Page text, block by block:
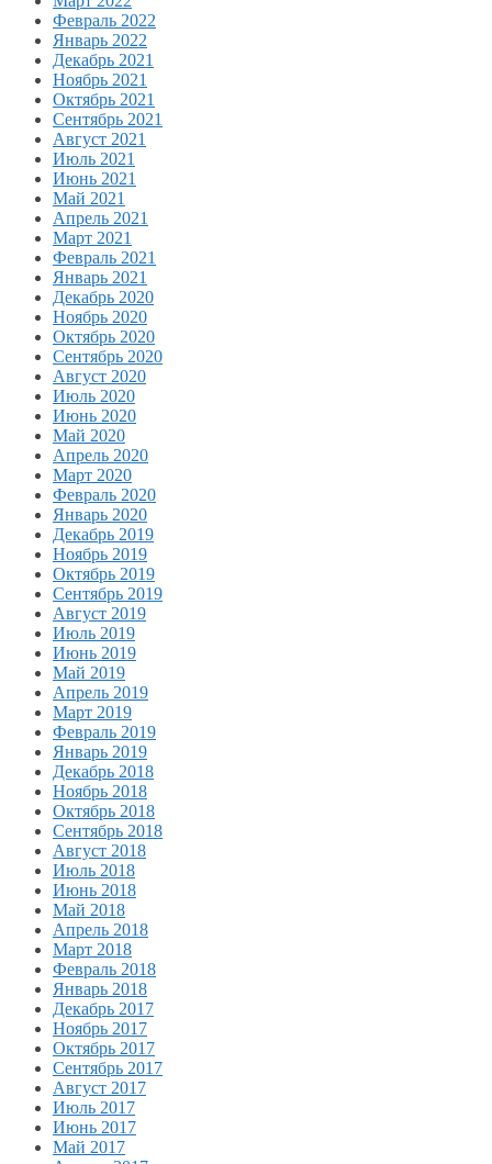
Февраль 2022
Январь 2022
Декабрь 2021
Ноябрь 2021
Октябрь 2021
Сентябрь 2021
Август 2021
Июль 2021
Июнь 2021
Май 2021
Апрель 2021
Март 2021
Февраль 2021
Январь 2021
Декабрь 2020
Ноябрь 2020
Октябрь 2020
Сентябрь 2020
Август 2020
Июль 2020
Июнь 2020
Май 2020
Апрель 2020
Март 2020
Февраль 2020
Январь 2020
Декабрь 2019
Ноябрь 2019
Октябрь 2019
Сентябрь 2019
Август 2019
Июль 2019
Июнь 2019
Май 2019
Апрель 2019
Март 2019
Февраль 2019
Январь 2019
Декабрь 2018
Ноябрь 2018
Октябрь 2018
Сентябрь 2018
Август 2018
Июль 2018
Июнь 2018
Май 2018
Апрель 2018
Март 2018
Февраль 2018
Январь 2018
Декабрь 2017
Ноябрь 2017
Октябрь 2017
Сентябрь 2017
Август 2017
Июль 2017
Июнь 2017
Май 2017